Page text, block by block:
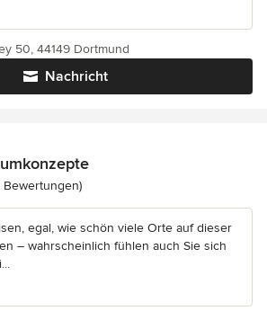
Nachricht
50, 44149 Dortmund
4.8 von 5 Sternen
Bewertungen)
egal, wie schön viele Orte auf dieser
– wahrscheinlich fühlen auch Sie sich